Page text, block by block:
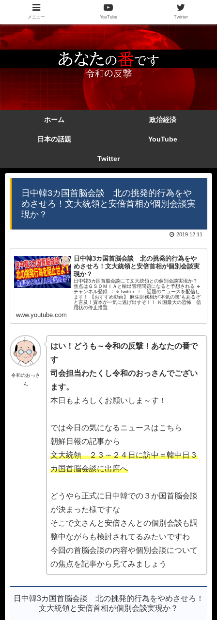
ホーム 政治経済
日本の話題 YouTube
Twitter
日中韓3カ国首脳会談 北の挑発的行為をや
めさせろ！文大統領と安倍首相が個別会談実
現か？
2019.12.11
日中韓3カ国首脳会談 北の挑発的行為をや
めさせろ！文大統領と安倍首相が個別会談実
現か？
日中韓3カ国首脳会談にて文大統領との個別会談実現か？
焦点はＧＳＯＭＩＡと輸出管理問題になると予想される 🔸
チャンネル登録 ⇒ 🔹Twitter ⇒ 話題のニュースを配信し
ます！ 【おすすめ動画】 麻生財務相が”本気の策”もあるぞ
と言及！資本が一気に逃げ出すぞ！！ Ｋ国最大の恐怖 信
用状の停止措置...
www.youtube.com
令和のおっさ
ん
はい！どうも～令和の反撃！あなたの番で
す
司会担当わたくし令和のおっさんでござい
ます。
本日もよろしくお願いしま～す！
では今日の気になるニュースはこちら
朝鮮日報の記事から
文大統領 ２３～２４日に訪中＝韓中日３
カ国首脳会談に出席へ
どうやら正式に日中韓での３か国首脳会談
が決まった様ですな
そこで文さんと安倍さんとの個別会談も調
整中ながらも検討されてるみたいですわ
今回の首脳会談の内容や個別会談について
の焦点を記事から見てみましょう
日中韓3カ国首脳会談 北の挑発的行為をやめさせろ！
文大統領と安倍首相が個別会談実現か？
メニュー YouTube Twitter